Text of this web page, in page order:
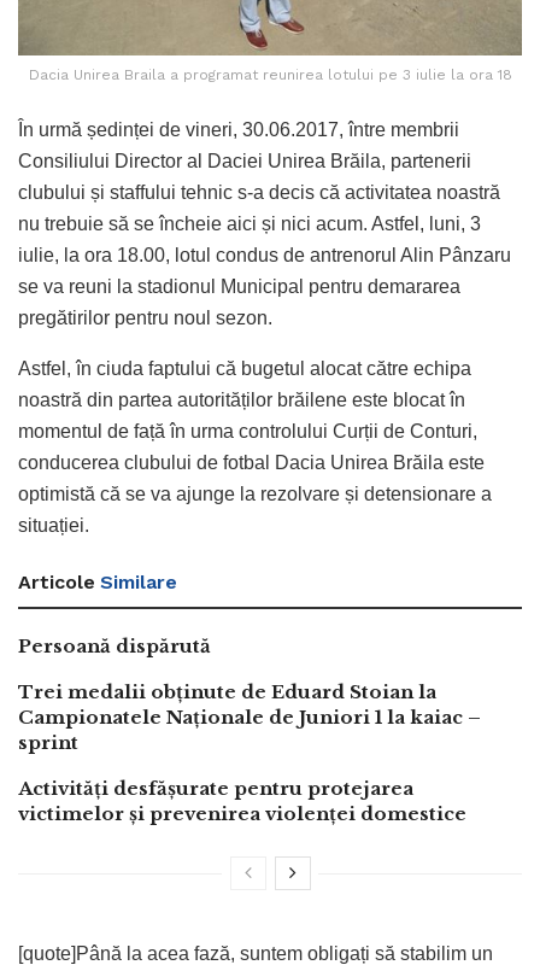
Dacia Unirea Braila a programat reunirea lotului pe 3 iulie la ora 18
În urmă ședinței de vineri, 30.06.2017, între membrii
Consiliului Director al Daciei Unirea Brăila, partenerii
clubului și staffului tehnic s-a decis că activitatea noastră
nu trebuie să se încheie aici și nici acum. Astfel, luni, 3
iulie, la ora 18.00, lotul condus de antrenorul Alin Pânzaru
se va reuni la stadionul Municipal pentru demararea
pregătirilor pentru noul sezon.
Astfel, în ciuda faptului că bugetul alocat către echipa
noastră din partea autorităților brăilene este blocat în
momentul de față în urma controlului Curții de Conturi,
conducerea clubului de fotbal Dacia Unirea Brăila este
optimistă că se va ajunge la rezolvare și detensionare a
situației.
Articole Similare
Persoană dispărută
Trei medalii obținute de Eduard Stoian la
Campionatele Naționale de Juniori 1 la kaiac –
sprint
Activități desfășurate pentru protejarea
victimelor și prevenirea violenței domestice
[quote]Până la acea fază, suntem obligați să stabilim un